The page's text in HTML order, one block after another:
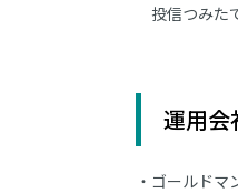
投信つみた
運用
ゴールドマ